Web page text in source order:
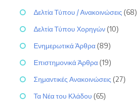
Δελτία Τύπου / Ανακοινώσεις (68)
Δελτία Τύπου Χορηγών (10)
Ενημερωτικά Άρθρα (89)
Επιστημονικά Άρθρα (19)
Σημαντικές Ανακοινώσεις (27)
Τα Νέα του Κλάδου (65)